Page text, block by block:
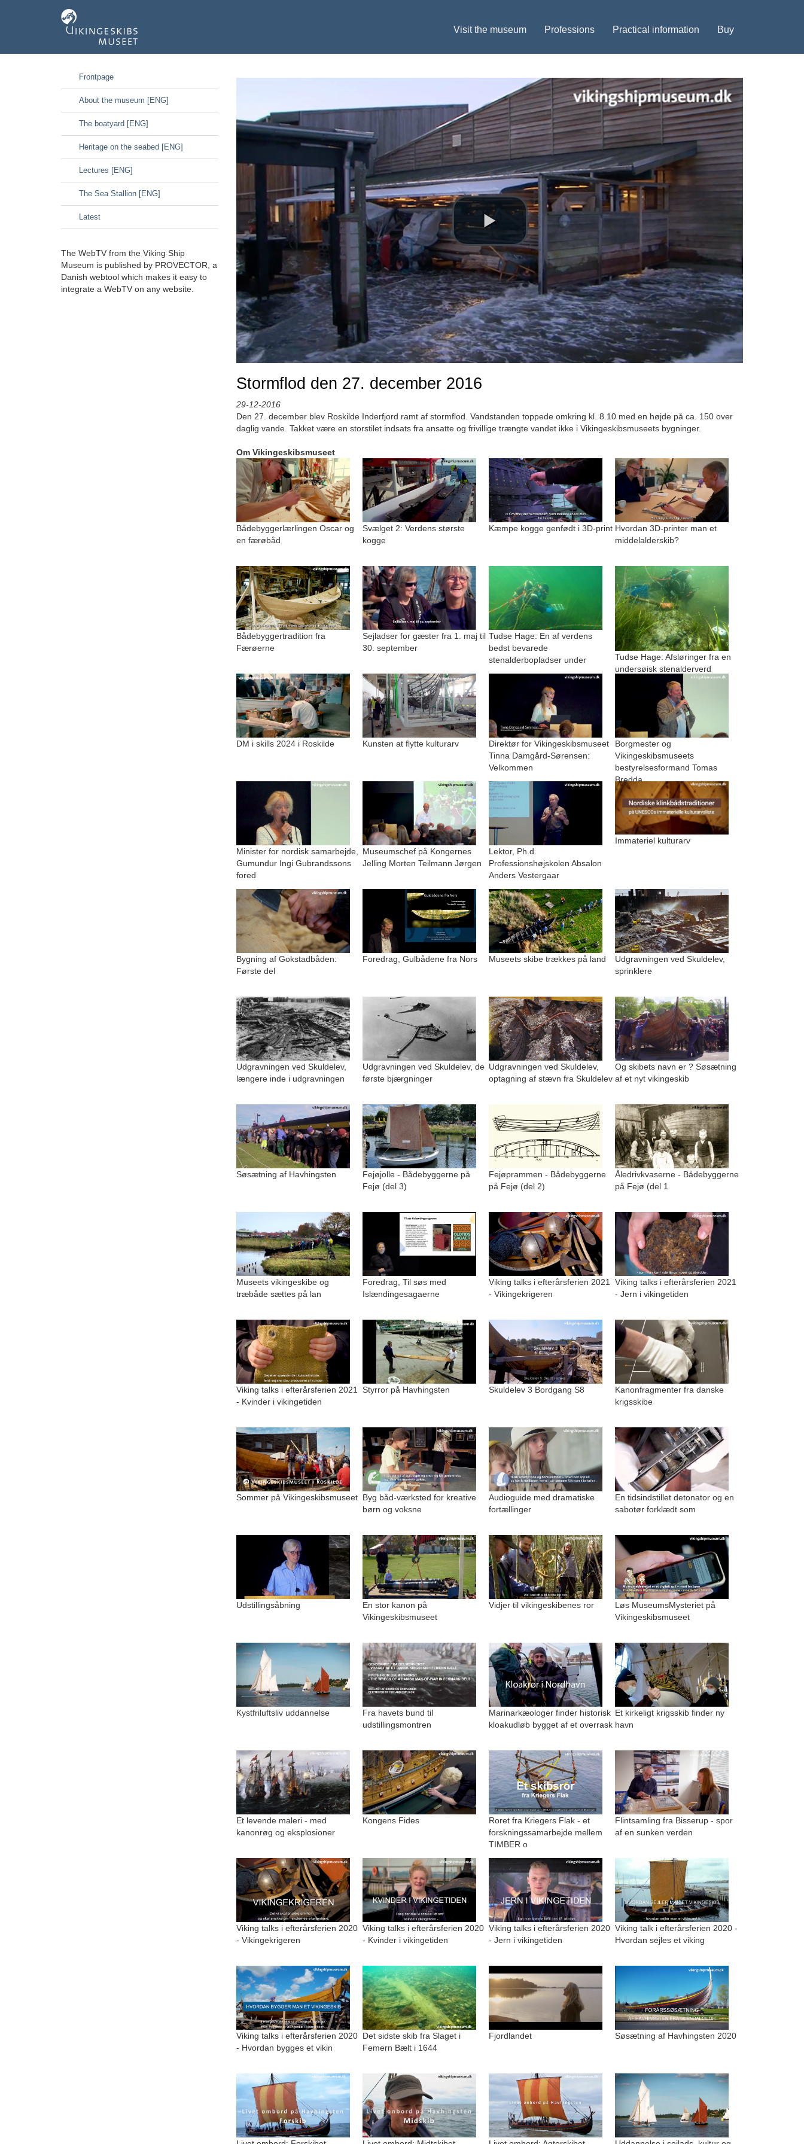
Visit the museum Professions Practical information Buy
Frontpage
About the museum [ENG]
The boatyard [ENG]
Heritage on the seabed [ENG]
Lectures [ENG]
The Sea Stallion [ENG]
Latest
The WebTV from the Viking Ship
Museum is published by PROVECTOR, a
Danish webtool which makes it easy to
integrate a WebTV on any website.
Stormflod den 27. december 2016
29-12-2016
Den 27. december blev Roskilde Inderfjord ramt af stormflod. Vandstanden toppede omkring kl. 8.10 med en højde på ca. 150 over
daglig vande. Takket være en storstilet indsats fra ansatte og frivillige trængte vandet ikke i Vikingeskibsmuseets bygninger.
Om Vikingeskibsmuseet
Bådebyggerlærlingen Oscar og
en færøbåd
Svælget 2: Verdens største
kogge
Kæmpe kogge genfødt i 3D-print Hvordan 3D-printer man et
middelalderskib?
Bådebyggertradition fra
Færøerne
Sejladser for gæster fra 1. maj til
30. september
Tudse Hage: En af verdens
bedst bevarede
stenalderbopladser under
Tudse Hage: Afsløringer fra en
undersøisk stenalderverd
DM i skills 2024 i Roskilde Kunsten at flytte kulturarv
Direktør for Vikingeskibsmuseet
Tinna Damgård-Sørensen:
Velkommen
Borgmester og
Vikingeskibsmuseets
bestyrelsesformand Tomas
Bredda
Minister for nordisk samarbejde,
Gumundur Ingi Gubrandssons
fored
Museumschef på Kongernes
Jelling Morten Teilmann Jørgen
Lektor, Ph.d.
Professionshøjskolen Absalon
Anders Vestergaar
Immateriel kulturarv
Bygning af Gokstadbåden:
Første del
Foredrag, Gulbådene fra Nors Museets skibe trækkes på land
Udgravningen ved Skuldelev,
sprinklere
Udgravningen ved Skuldelev,
længere inde i udgravningen
Udgravningen ved Skuldelev, de
første bjærgninger
Udgravningen ved Skuldelev,
optagning af stævn fra Skuldelev
Og skibets navn er ? Søsætning
af et nyt vikingeskib
Søsætning af Havhingsten
Fejøjolle - Bådebyggerne på
Fejø (del 3)
Fejøprammen - Bådebyggerne
på Fejø (del 2)
Åledrivkvaserne - Bådebyggerne
på Fejø (del 1
Museets vikingeskibe og
træbåde sættes på lan
Foredrag, Til søs med
Islændingesagaerne
Viking talks i efterårsferien 2021
- Vikingekrigeren
Viking talks i efterårsferien 2021
- Jern i vikingetiden
Viking talks i efterårsferien 2021
- Kvinder i vikingetiden
Styrror på Havhingsten Skuldelev 3 Bordgang S8
Kanonfragmenter fra danske
krigsskibe
Sommer på Vikingeskibsmuseet Byg båd-værksted for kreative
børn og voksne
Audioguide med dramatiske
fortællinger
En tidsindstillet detonator og en
sabotør forklædt som
Udstillingsåbning
En stor kanon på
Vikingeskibsmuseet
Vidjer til vikingeskibenes ror
Løs MuseumsMysteriet på
Vikingeskibsmuseet
Kystfriluftsliv uddannelse
Fra havets bund til
udstillingsmontren
Marinarkæologer finder historisk
kloakudløb bygget af et overrask
Et kirkeligt krigsskib finder ny
havn
Et levende maleri - med
kanonrøg og eksplosioner
Kongens Fides
Roret fra Kriegers Flak - et
forskningssamarbejde mellem
TIMBER o
Flintsamling fra Bisserup - spor
af en sunken verden
Viking talks i efterårsferien 2020
- Vikingekrigeren
Viking talks i efterårsferien 2020
- Kvinder i vikingetiden
Viking talks i efterårsferien 2020
- Jern i vikingetiden
Viking talk i efterårsferien 2020 -
Hvordan sejles et viking
Viking talks i efterårsferien 2020
- Hvordan bygges et vikin
Det sidste skib fra Slaget i
Femern Bælt i 1644
Fjordlandet Søsætning af Havhingsten 2020